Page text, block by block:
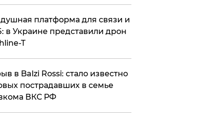
платформа для связи и
в Украине представили дрон
T
в Balzi Rossi: стало известно
пострадавших в семье
ВКС РФ